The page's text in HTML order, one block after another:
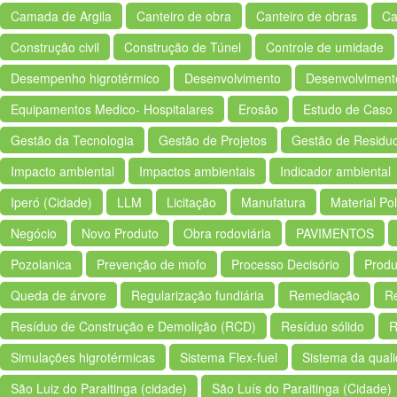
Camada de Argila
Canteiro de obra Canteiro de obras
Construção civil
Construção de Túnel
Controle de umidade
Desempenho higrotérmico
Desenvolvimento
Equipamentos Medico- Hospitalares
Erosão
Estudo de Caso
Gestão da Tecnologia
Gestão de Projetos
Gestão de
Impacto ambiental
Impactos ambientais
Indicador ambiental
Iperó (Cidade)
LLM Licitação Manufatura
Material
Negócio
Novo Produto Obra rodoviária
PAVIMENTOS
Pozolanica
Prevenção de mofo Processo Decisório
Queda de árvore
Regularização fundiária Remediação
Resíduo de Construção e Demolição (RCD)
Resíduo sólido
Simulações higrotérmicas
Sistema Flex-fuel
Sistema da
São Luiz do Paraitinga (cidade)
São Luís do Paraitinga (Cidade)